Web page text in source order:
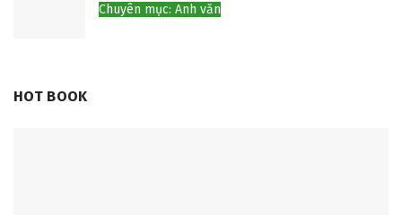
Chuyên mục: Anh văn
HOT BOOK